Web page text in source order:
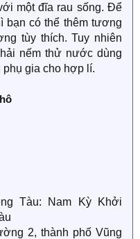
một đĩa rau sống. Để
bạn có thể thêm tương
tùy thích. Tuy nhiên
nếm thử nước dùng
gia cho hợp lí.
Tàu: Nam Kỳ Khởi
2, thành phố Vũng